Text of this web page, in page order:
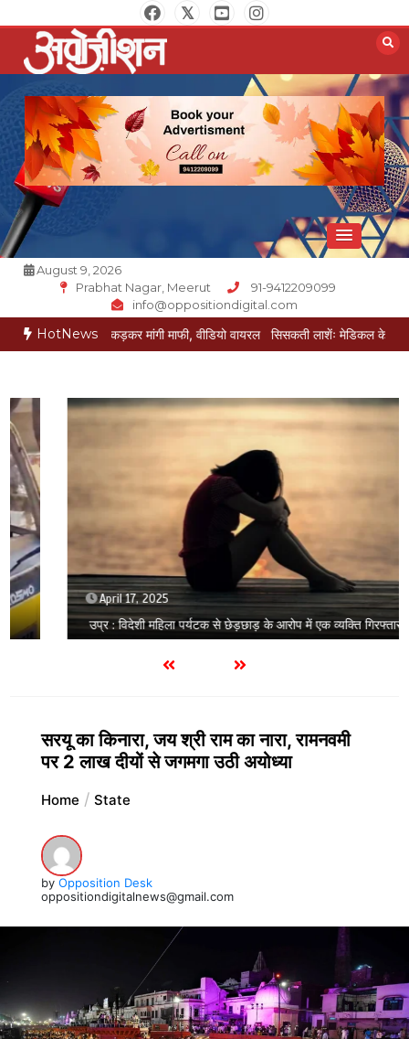
to
content
Opposition Digital
August 9, 2026
Prabhat Nagar, Meerut
91-9412209099
info@oppositiondigital.com
HotNews
पकड़कर मांगी माफी, वीडियो वायरल सिसकती लाशेंः मेडिकल के लावारिस वार्ड में मरीज
April 17, 2025
उप्र : विदेशी महिला पर्यटक से छेड़छाड़ के आरोप में एक व्यक्ति गिरफ्तार
सरयू का किनारा, जय श्री राम का नारा, रामनवमी
पर 2 लाख दीयों से जगमगा उठी अयोध्या
Home State
by Opposition Desk
oppositiondigitalnews@gmail.com